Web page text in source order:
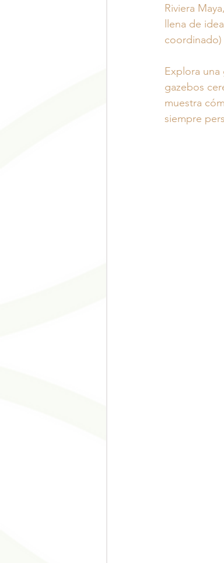
Riviera
llena de
coordinado)
Explora
gazebos
muestra
siempre